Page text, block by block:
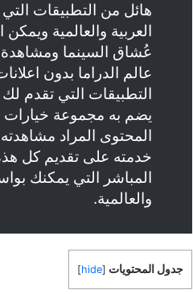
هائل من التطبيقات
العربية والعالمية
عُشاق السينما ومشاهدة
عالم الدراما بدون
التطبيقات التي تقدم لك
يضم به مجموعة خيارات
المحتوى المراد
خدمته على تقديم كل
المباشر التي يمكنك
والعالمية.
جدول المحتويات [
hide
]